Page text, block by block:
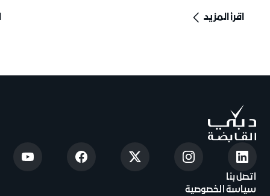
اقرأ المزيد
اتصل بنا
سياسة الخصوصية